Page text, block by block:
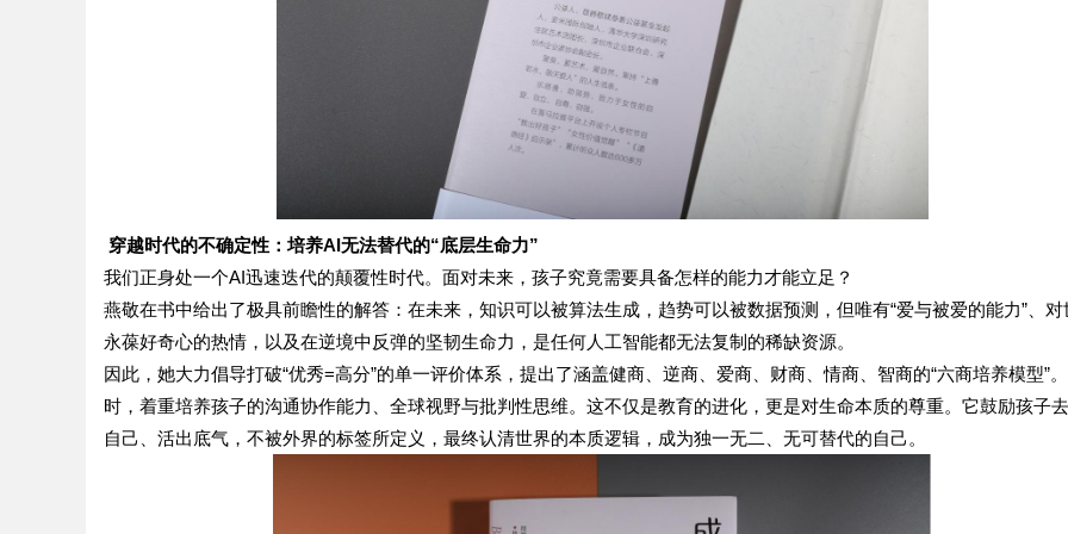
穿越时代的不确定性：培养AI无法替代的“底层生命力”
我们正身处一个AI迅速迭代的颠覆性时代。面对未来，孩子究竟需要具备怎样的能力才能立足？
燕敬在书中给出了极具前瞻性的解答：在未来，知识可以被算法生成，趋势可以被数据预测，但唯有“爱与被爱的能力”、对
永葆好奇心的热情，以及在逆境中反弹的坚韧生命力，是任何人工智能都无法复制的稀缺资源。
因此，她大力倡导打破“优秀=高分”的单一评价体系，提出了涵盖健商、逆商、爱商、财商、情商、智商的“六商培养模型”
时，着重培养孩子的沟通协作能力、全球视野与批判性思维。这不仅是教育的进化，更是对生命本质的尊重。它鼓励孩子
自己、活出底气，不被外界的标签所定义，最终认清世界的本质逻辑，成为独一无二、无可替代的自己。